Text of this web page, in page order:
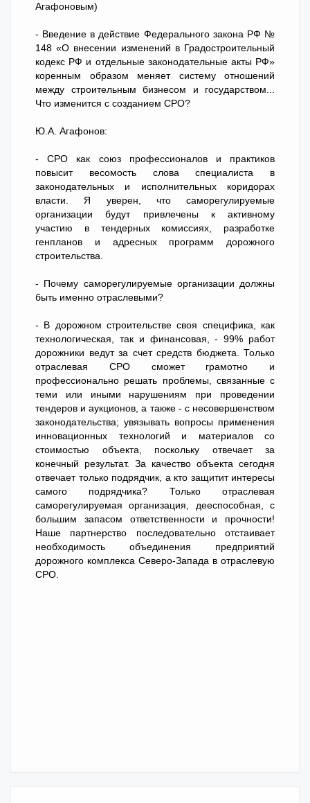
Агафоновым)
- Введение в действие Федерального закона РФ №
148 «О внесении изменений в Градостроительный
кодекс РФ и отдельные законодательные акты РФ»
коренным образом меняет систему отношений
между строительным бизнесом и государством...
Что изменится с созданием СРО?
Ю.А. Агафонов:
- СРО как союз профессионалов и практиков
повысит весомость слова специалиста в
законодательных и исполнительных коридорах
власти. Я уверен, что саморегулируемые
организации будут привлечены к активному
участию в тендерных комиссиях, разработке
генпланов и адресных программ дорожного
строительства.
- Почему саморегулируемые организации должны
быть именно отраслевыми?
- В дорожном строительстве своя специфика, как
технологическая, так и финансовая, - 99% работ
дорожники ведут за счет средств бюджета. Только
отраслевая СРО сможет грамотно и
профессионально решать проблемы, связанные с
теми или иными нарушениям при проведении
тендеров и аукционов, а также - с несовершенством
законодательства; увязывать вопросы применения
инновационных технологий и материалов со
стоимостью объекта, поскольку отвечает за
конечный результат. За качество объекта сегодня
отвечает только подрядчик, а кто защитит интересы
самого подрядчика? Только отраслевая
саморегулируемая организация, дееспособная, с
большим запасом ответственности и прочности!
Наше партнерство последовательно отстаивает
необходимость объединения предприятий
дорожного комплекса Северо-Запада в отраслевую
СРО.